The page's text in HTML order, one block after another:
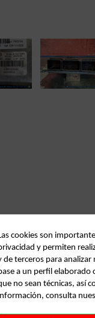
cookies son
y permiten
de terceros para
a un perfil elaborado
no sean técnicas, así
consulta